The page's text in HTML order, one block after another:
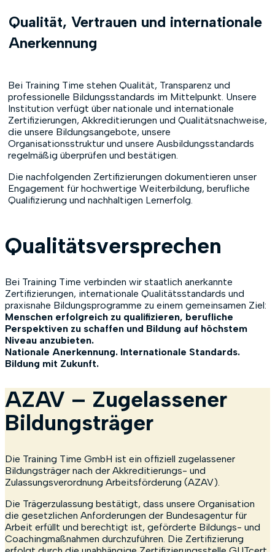
Qualität, Vertrauen und internationale
Anerkennung
Bei Training Time stehen Qualität, Transparenz und
professionelle Bildungsstandards im Mittelpunkt. Unsere
Institution verfügt über nationale und internationale
Zertifizierungen, Akkreditierungen und Qualitätsnachweise,
die unsere Bildungsangebote, unsere
Organisationsstruktur und unsere Ausbildungsstandards
regelmäßig überprüfen und bestätigen.
Die nachfolgenden Zertifizierungen dokumentieren unser
Engagement für hochwertige Weiterbildung, berufliche
Qualifizierung und nachhaltigen Lernerfolg.
Qualitätsversprechen
Bei Training Time verbinden wir staatlich anerkannte
Zertifizierungen, internationale Qualitätsstandards und
praxisnahe Bildungsprogramme zu einem gemeinsamen Ziel:
Menschen erfolgreich zu qualifizieren, berufliche
Perspektiven zu schaffen und Bildung auf höchstem
Niveau anzubieten.
Nationale Anerkennung. Internationale Standards.
Bildung mit Zukunft.
AZAV – Zugelassener
Bildungsträger
Die Training Time GmbH ist ein offiziell zugelassener
Bildungsträger nach der Akkreditierungs- und
Zulassungsverordnung Arbeitsförderung (AZAV).
Die Trägerzulassung bestätigt, dass unsere Organisation
die gesetzlichen Anforderungen der Bundesagentur für
Arbeit erfüllt und berechtigt ist, geförderte Bildungs- und
Coachingmaßnahmen durchzuführen. Die Zertifizierung